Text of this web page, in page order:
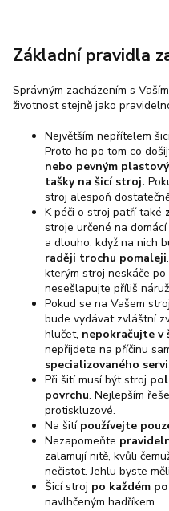
Základní pravidla
Správným zacházením s
životnost stejně jako
Největším nepřítelem
Proto ho po tom co
nebo pevným
tašky na šicí stroj.
stroj alespoň
K péči o stroj patří také
stroje určené na
a dlouho, když na nich
raději trochu pomaleji
kterým stroj neskáče
nesešlapujte příliš
Pokud se na Vašem
bude vydávat zvláštní
hlučet, nepokračujte v
nepřijdete na příčinu
specializovaného
Při šití musí být stroj
povrchu. Nejlepším
protiskluzové.
Na šitípoužívejte
Nezapomeňte
zalamují nitě, kvůli
nečistot. Jehlu byste měli
Šicí stroj po každém
navlhčeným hadříkem.